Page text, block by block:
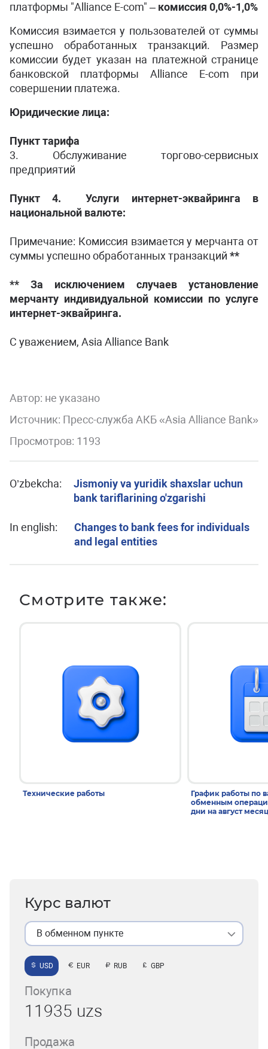
платформы "Alliance E-com" – комиссия 0,0%-1,0%
Комиссия взимается у пользователей от суммы
успешно обработанных транзакций. Размер
комиссии будет указан на платежной странице
банковской платформы Alliance E-com при
совершении платежа.
Юридические лица:
Пункт тарифа
3. Обслуживание торгово-сервисных
предприятий
Пункт 4. Услуги интернет-эквайринга в
национальной валюте:
Примечание: Комиссия взимается у мерчанта от
суммы успешно обработанных транзакций **
** За исключением случаев установление
мерчанту индивидуальной комиссии по услуге
интернет-эквайринга.
С уважением, Asia Alliance Bank
Автор: не указано
Источник: Пресс-служба АКБ «Asia Alliance Bank»
Просмотров: 1193
O’zbekcha:
Jismoniy va yuridik shaxslar uchun
bank tariflarining o'zgarishi
In english:
Changes to bank fees for individuals
and legal entities
Смотрите также:
Технические работы
График работы по
обменным
дни на август месяц
Курс валют
В обменном пункте
USD EUR RUB GBP
Покупка
11935 uzs
Продажа